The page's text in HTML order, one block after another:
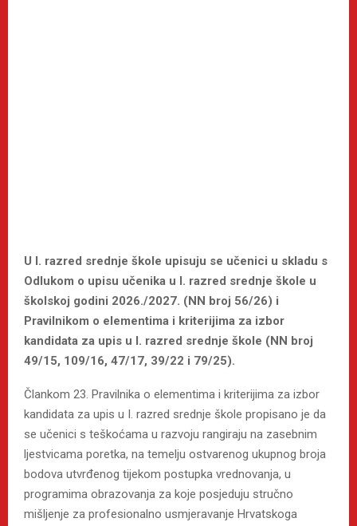
U I. razred srednje škole upisuju se učenici u skladu s
Odlukom o upisu učenika u I. razred srednje škole u
školskoj godini 2026./2027. (NN broj 56/26) i
Pravilnikom o elementima i kriterijima za izbor
kandidata za upis u I. razred srednje škole (NN broj
49/15, 109/16, 47/17, 39/22 i 79/25).
Člankom 23. Pravilnika o elementima i kriterijima za izbor
kandidata za upis u I. razred srednje škole propisano je da
se učenici s teškoćama u razvoju rangiraju na zasebnim
ljestvicama poretka, na temelju ostvarenog ukupnog broja
bodova utvrđenog tijekom postupka vrednovanja, u
programima obrazovanja za koje posjeduju stručno
mišljenje za profesionalno usmjeravanje Hrvatskoga